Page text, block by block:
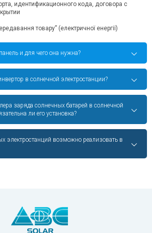
идентификационного кода, договора с
товару” (електричної енергії)
и для чего она нужна?
в солнечной электростанции?
заряда солнечных батарей в солнечной
ли его установка?
электростанций возможно реализовать в